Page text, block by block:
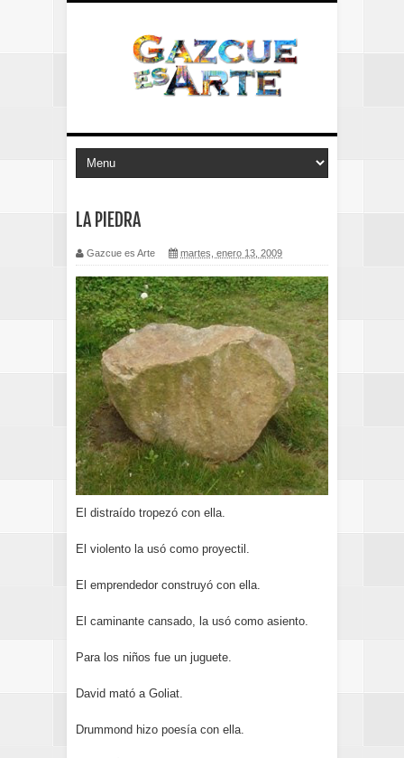
LA PIEDRA
Gazcue es Arte martes, enero 13, 2009
El distraído tropezó con ella.
El violento la usó como proyectil.
El emprendedor construyó con ella.
El caminante cansado, la usó como asiento.
Para los niños fue un juguete.
David mató a Goliat.
Drummond hizo poesía con ella.